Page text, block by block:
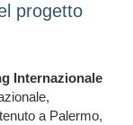
progetto
Internazionale
a Palermo,